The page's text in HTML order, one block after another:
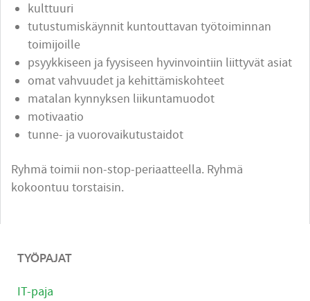
kulttuuri
tutustumiskäynnit kuntouttavan työtoiminnan
toimijoille
psyykkiseen ja fyysiseen hyvinvointiin liittyvät asiat
omat vahvuudet ja kehittämiskohteet
matalan kynnyksen liikuntamuodot
motivaatio
tunne- ja vuorovaikutustaidot
Ryhmä toimii non-stop-periaatteella. Ryhmä
kokoontuu torstaisin.
TYÖPAJAT
IT-paja